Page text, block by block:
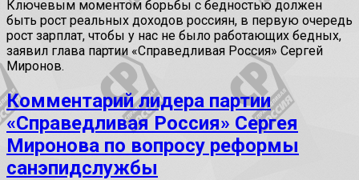
Ключевым моментом борьбы с бедностью должен
быть рост реальных доходов россиян, в первую очередь
рост зарплат, чтобы у нас не было работающих бедных,
заявил глава партии «Справедливая Россия» Сергей
Миронов.
Комментарий лидера партии
«Справедливая Россия» Сергея
Миронова по вопросу реформы
санэпидслужбы